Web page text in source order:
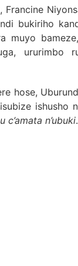
bukiriho
muyo
ururimbo
hose,
ishusho
c’amata n’ubuki.